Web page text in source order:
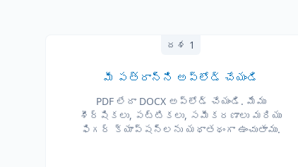
దశ 1
మీ పత్రాన్ని అప్‌లోడ్ చేయండి
PDF లేదా DOCX అప్‌లోడ్ చేయండి. మేము
శీర్షికలు, పట్టికలు, సమీకరణాలు మరియు
ఫిగర్ క్యాప్షన్లను యథాతథంగా ఉంచుతాము.